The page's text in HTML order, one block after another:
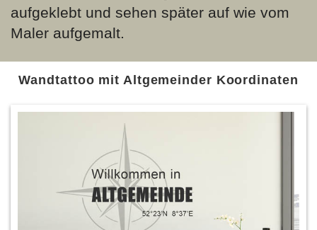
aufgeklebt und sehen später auf wie vom
Maler aufgemalt.
Wandtattoo mit Altgemeinder Koordinaten